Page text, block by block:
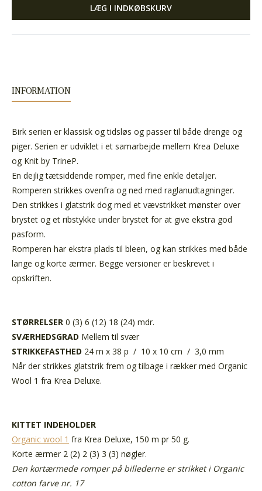
LÆG I INDKØBSKURV
INFORMATION
Birk serien er klassisk og tidsløs og passer til både drenge og
piger. Serien er udviklet i et samarbejde mellem Krea Deluxe
og Knit by TrineP.
En dejlig tætsiddende romper, med fine enkle detaljer.
Romperen strikkes ovenfra og ned med raglanudtagninger.
Den strikkes i glatstrik dog med et vævstrikket mønster over
brystet og et ribstykke under brystet for at give ekstra god
pasform.
Romperen har ekstra plads til bleen, og kan strikkes med både
lange og korte ærmer. Begge versioner er beskrevet i
opskriften.
STØRRELSER 0 (3) 6 (12) 18 (24) mdr.
SVÆRHEDSGRAD Mellem til svær
STRIKKEFASTHED 24 m x 38 p / 10 x 10 cm / 3,0 mm
Når der strikkes glatstrik frem og tilbage i rækker med Organic
Wool 1 fra Krea Deluxe.
KITTET INDEHOLDER
Organic wool 1 fra Krea Deluxe, 150 m pr 50 g.
Korte ærmer 2 (2) 2 (3) 3 (3) nøgler.
Den kortærmede romper på billederne er strikket i Organic
cotton farve nr. 17